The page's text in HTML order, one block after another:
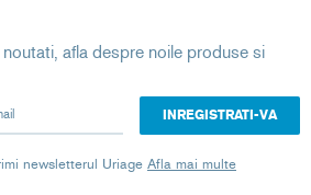
afla despre noile produse si
e-mail
newsletterul Uriage Afla mai multe